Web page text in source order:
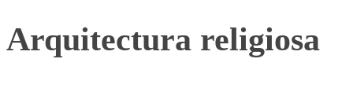
Arquitectura religiosa